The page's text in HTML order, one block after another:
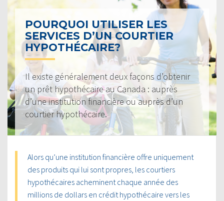
POURQUOI UTILISER LES
SERVICES D’UN COURTIER
HYPOTHÉCAIRE?
Il existe généralement deux façons d’obtenir
un prêt hypothécaire au Canada : auprès
d’une institution financière ou auprès d’un
courtier hypothécaire.
Alors qu’une institution financière offre uniquement
des produits qui lui sont propres, les courtiers
hypothécaires acheminent chaque année des
millions de dollars en crédit hypothécaire vers les